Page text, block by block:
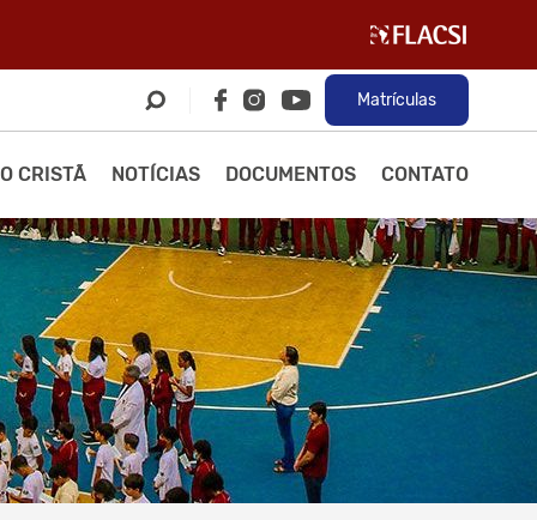
Matrículas
CRISTÃ NOTÍCIAS DOCUMENTOS CONTATO